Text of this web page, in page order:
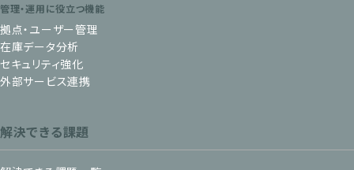
管理・運用に役立つ機能
拠点・ユーザー管理
在庫データ分析
セキュリティ強化
外部サービス連携
解決できる課題